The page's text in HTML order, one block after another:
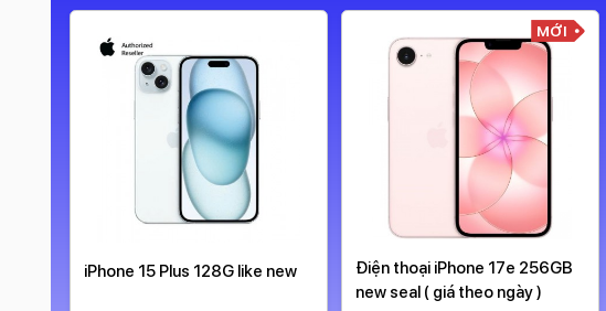
iPhone 15 Plus 128G like new
MỚI
Điện thoại iPhone 17e 256GB
new seal ( giá theo ngày )